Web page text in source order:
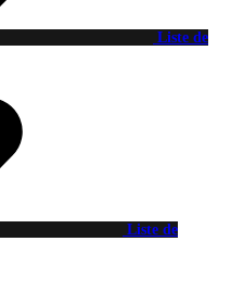
Liste de
Liste de